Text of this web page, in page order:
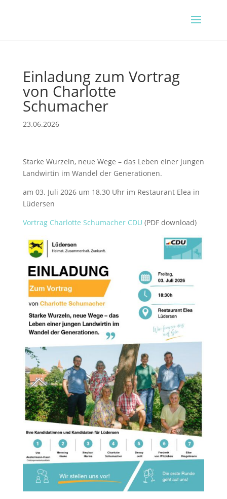
Einladung zum Vortrag
von Charlotte
Schumacher
23.06.2026
Starke Wurzeln, neue Wege – das Leben einer jungen
Landwirtin im Wandel der Generationen.
am 03. Juli 2026 um 18.30 Uhr im Restaurant Elea in
Lüdersen
Vortrag Charlotte Schumacher CDU (PDF download)